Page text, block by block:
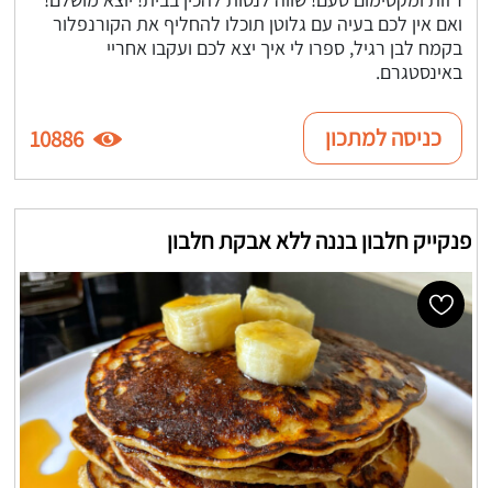
ואם אין לכם בעיה עם גלוטן תוכלו להחליף את הקורנפלור
בקמח לבן רגיל, ספרו לי איך יצא לכם ועקבו אחריי
באינסטגרם.
כניסה למתכון 10886
פנקייק חלבון בננה ללא אבקת חלבון